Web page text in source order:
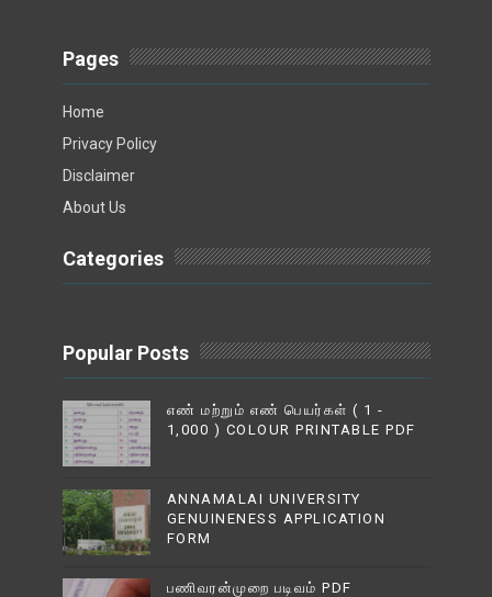
Pages
Home
Privacy Policy
Disclaimer
About Us
Categories
Popular Posts
எண் மற்றும் எண் பெயர்கள் ( 1 -
1,000 ) COLOUR PRINTABLE PDF
ANNAMALAI UNIVERSITY
GENUINENESS APPLICATION
FORM
பணிவரன்முறை படிவம் PDF